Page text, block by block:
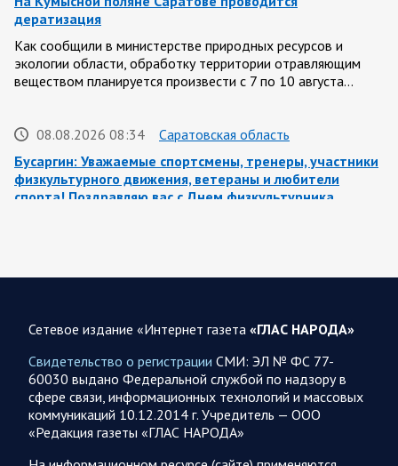
дератизация
Как сообщили в министерстве природных ресурсов и
экологии области, обработку территории отравляющим
веществом планируется произвести с 7 по 10 августа…
08.08.2026 08:34
Саратовская область
Бусаргин: Уважаемые спортсмены, тренеры, участники
физкультурного движения, ветераны и любители
спорта! Поздравляю вас с Днем физкультурника
Заявление Минобороны РФ на утро 8 августа 2026 года
Сегодня ночью Вооруженными Силами Российской
Федерации нанесен групповой удар высокоточным
оружием наземного базирования по предприятию военной
промышленности и складу горюче-смазочных…
Сетевое издание «Интернет газета «ГЛАС НАРОДА»
Свидетельство о регистрации СМИ: ЭЛ № ФС 77-
60030 выдано Федеральной службой по надзору в
сфере связи, информационных технологий и массовых
коммуникаций 10.12.2014 г. Учредитель — ООО
«Редакция газеты «ГЛАС НАРОДА»